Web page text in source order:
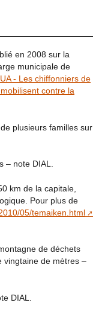
en 2008 sur la
municipale de
- Les chiffonniers de
contre la
plusieurs familles sur
– note DIAL.
km de la capitale,
Pour plus de
05/temaiken.html
de déchets
vingtaine de mètres –
DIAL.